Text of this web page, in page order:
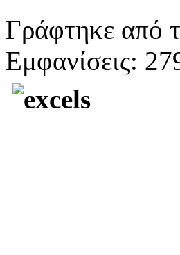
Γράφτηκε από
Εμφανίσεις: